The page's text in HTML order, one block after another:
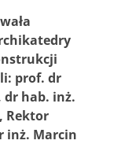
prof. dr
dr hab. inż.
Rektor
inż. Marcin